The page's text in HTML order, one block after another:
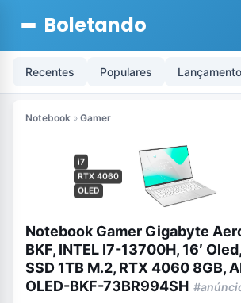
Boletando
Recentes Populares
Notebook » Gamer
i7
RTX 4060
OLED
Notebook Gamer Gigabyte
BKF, INTEL I7-13700H, 16′
SSD 1TB M.2, RTX 4060 8GB,
OLED-BKF-73BR994SH